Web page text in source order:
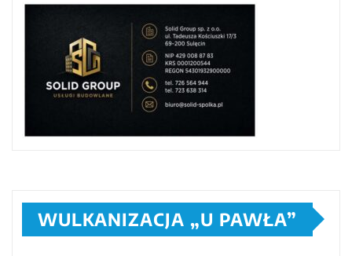
WULKANIZACJA „U PAWŁA”